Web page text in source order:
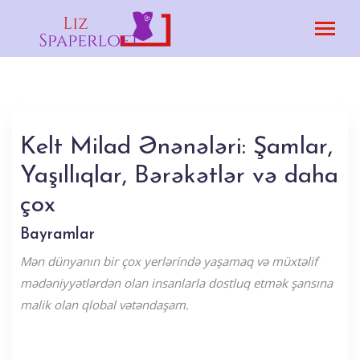
Kelt Milad Ənənələri: Şamlar,
Yaşıllıqlar, Bərəkətlər və daha
çox
Bayramlar
Mən dünyanın bir çox yerlərində yaşamaq və müxtəlif
mədəniyyətlərdən olan insanlarla dostluq etmək şansına
malik olan qlobal vətəndaşam.